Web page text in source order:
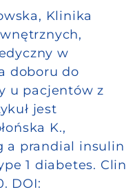
Klinika
w
doboru do
u pacjentów z
jest
K.,
a prandial insulin
1 diabetes. Clin
DOI: